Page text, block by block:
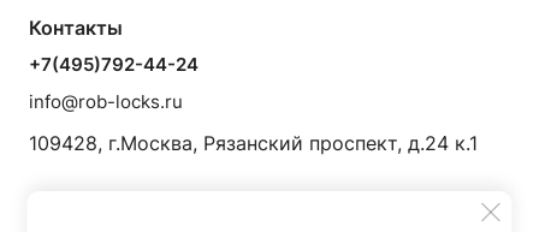
Контакты
+7(495)792-44-24
info@rob-locks.ru
109428, г.Москва, Рязанский проспект, д.24 к.1